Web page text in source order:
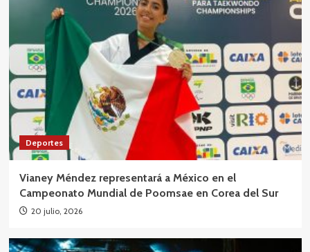
Deportes
Vianey Méndez representará a México en el
Campeonato Mundial de Poomsae en Corea del Sur
20 julio, 2026